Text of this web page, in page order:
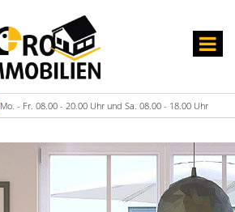
Mo. - Fr. 08.00 - 20.00 Uhr und Sa. 08.00 - 18.00 Uhr